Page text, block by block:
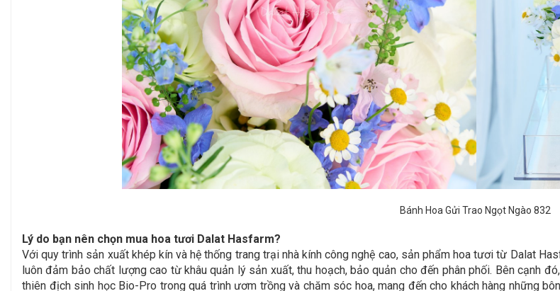
Bánh Hoa Gửi Trao Ngọt Ngào 832
Lý do bạn nên chọn mua hoa tươi Dalat Hasfarm?
Với quy trình sản xuất khép kín và hệ thống trang trại nhà kính công nghệ cao, sản phẩm hoa tươi từ Dalat
luôn đảm bảo chất lượng cao từ khâu quản lý sản xuất, thu hoạch, bảo quản cho đến phân phối. Bên cạnh
thiên địch sinh học Bio-Pro trong quá trình ươm trồng và chăm sóc hoa, mang đến cho khách hàng những